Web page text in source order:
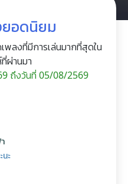
อดนิยม
พลงที่มีการเล่นมากที่สุดใน
ผ่านมา
ถึงวันที่ 05/08/2569
นะ